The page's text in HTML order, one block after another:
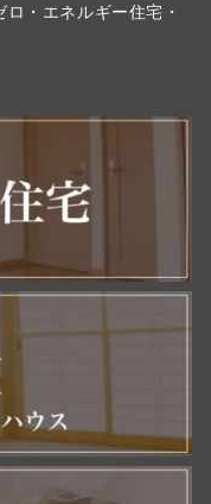
・エネルギー住宅・